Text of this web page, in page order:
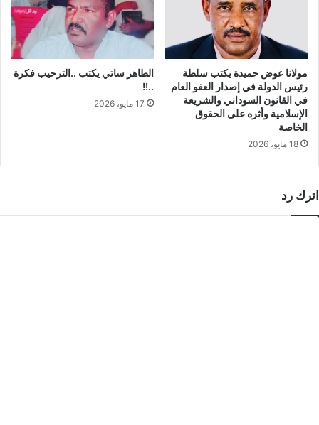
مولانا عوض حميدة يكتب سلطة
رئيس الدولة في إصدار العفو العام
في القانون السوداني والشريعة
الإسلامية وأثره على الحقوق
الخاصة
18 مايو، 2026
الطاهر ساتي يكتب ..الترحيب فكرة
..!!
17 مايو، 2026
اترك رد